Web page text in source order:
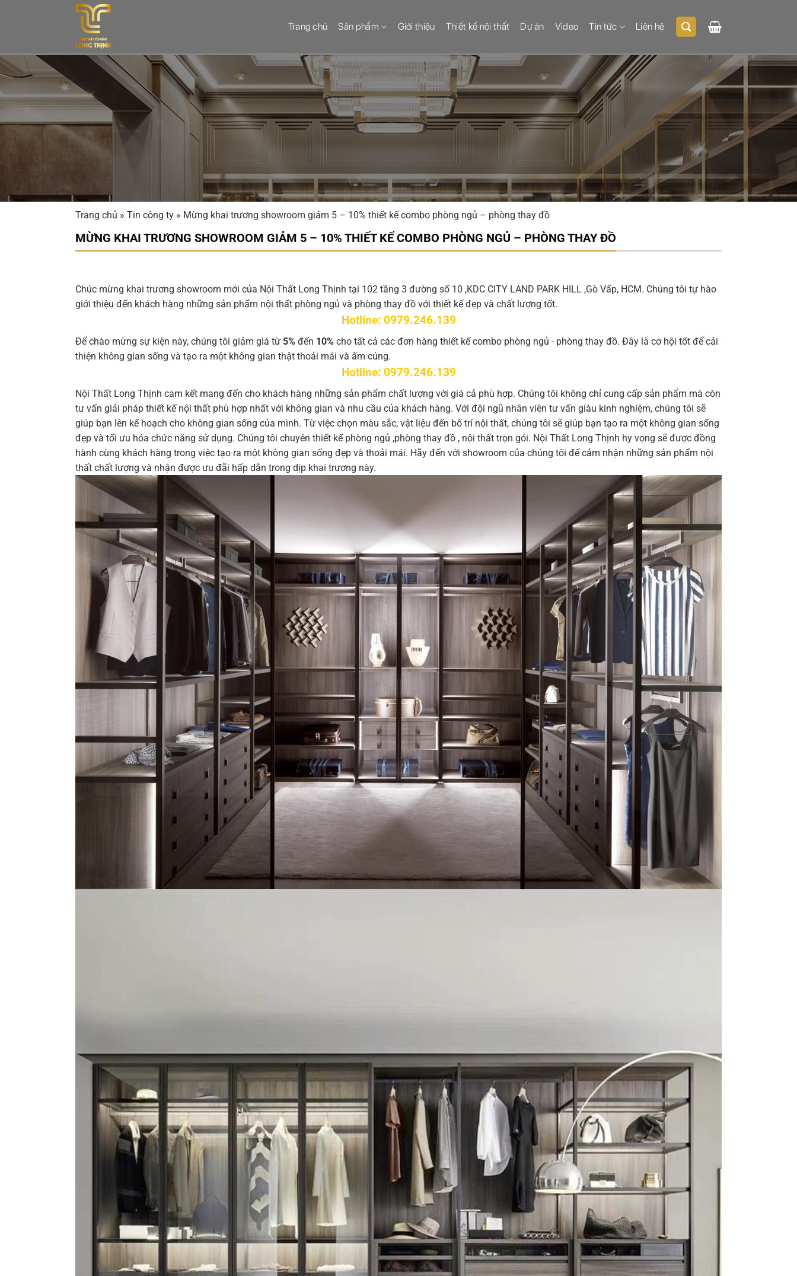
Trang chủ Sản phẩm Giới thiệu Thiết kế nội thất Dự án Video Tin tức Liên hệ
Trang chủ » Tin công ty » Mừng khai trương showroom giảm 5 – 10% thiết kế combo phòng ngủ – phòng thay đồ
MỪNG KHAI TRƯƠNG SHOWROOM GIẢM 5 – 10% THIẾT KẾ COMBO PHÒNG NGỦ – PHÒNG THAY ĐỒ
Chúc mừng khai trương showroom mới của Nội Thất Long Thịnh tại 102 tầng 3 đường số 10 ,KDC CITY LAND PARK HILL ,Gò Vấp, HCM. Chúng tôi tự hào
giới thiệu đến khách hàng những sản phẩm nội thất phòng ngủ và phòng thay đồ với thiết kế đẹp và chất lượng tốt.
Hotline: 0979.246.139
Để chào mừng sự kiện này, chúng tôi giảm giá từ 5% đến 10% cho tất cả các đơn hàng thiết kế combo phòng ngủ - phòng thay đồ. Đây là cơ hội tốt để cải
thiện không gian sống và tạo ra một không gian thật thoải mái và ấm cúng.
Hotline: 0979.246.139
Nội Thất Long Thịnh cam kết mang đến cho khách hàng những sản phẩm chất lượng với giá cả phù hợp. Chúng tôi không chỉ cung cấp sản phẩm mà còn
tư vấn giải pháp thiết kế nội thất phù hợp nhất với không gian và nhu cầu của khách hàng. Với đội ngũ nhân viên tư vấn giàu kinh nghiệm, chúng tôi sẽ
giúp bạn lên kế hoạch cho không gian sống của mình. Từ việc chọn màu sắc, vật liệu đến bố trí nội thất, chúng tôi sẽ giúp bạn tạo ra một không gian sống
đẹp và tối ưu hóa chức năng sử dụng. Chúng tôi chuyên thiết kế phòng ngủ ,phòng thay đồ , nội thất trọn gói. Nội Thất Long Thịnh hy vọng sẽ được đồng
hành cùng khách hàng trong việc tạo ra một không gian sống đẹp và thoải mái. Hãy đến với showroom của chúng tôi để cảm nhận những sản phẩm nội
thất chất lượng và nhận được ưu đãi hấp dẫn trong dịp khai trương này.